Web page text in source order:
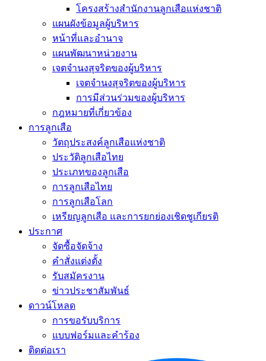
โครงสร้างสำนักงานลูกเสือแห่งชาติ
แผนผังข้อมูลผู้บริหาร
หน้าที่และอำนาจ
แผนพัฒนาหน่วยงาน
เจตจำนงสุจริตของผู้บริหาร
เจตจำนงสุจริตของผู้บริหาร
การมีส่วนร่วมของผู้บริหาร
กฎหมายที่เกี่ยวข้อง
การลูกเสือ
วัตถุประสงค์ลูกเสือแห่งชาติ
ประวัติลูกเสือไทย
ประเภทของลูกเสือ
การลูกเสือไทย
การลูกเสือโลก
เหรียญลูกเสือ และการยกย่องเชิดชูเกียรติ
ประกาศ
จัดซื้อจัดจ้าง
คำสั่งแต่งตั้ง
รับสมัครงาน
ข่าวประชาสัมพันธ์
ดาวน์โหลด
การขอรับบริการ
แบบฟอร์มและคำร้อง
ติดต่อเรา